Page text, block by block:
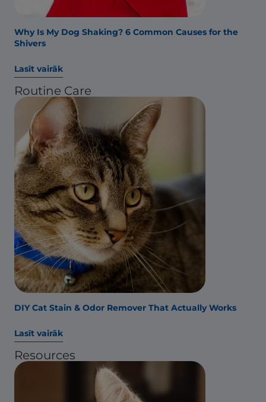
Why Is My Dog Shaking? 6 Common Causes for the
Shivers
Lasīt vairāk
Routine Care
DIY Cat Stain & Odor Remover That Actually Works
Lasīt vairāk
Resources